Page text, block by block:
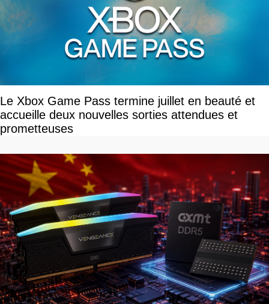
Le Xbox Game Pass termine juillet en beauté et
accueille deux nouvelles sorties attendues et
prometteuses